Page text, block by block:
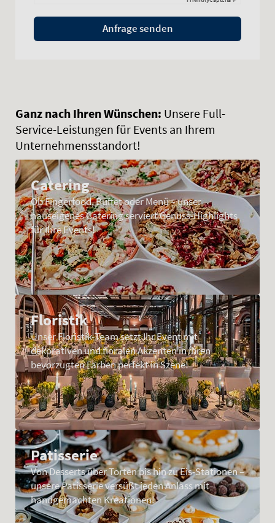
Anfrage senden
Ganz nach Ihren Wünschen: Unsere Full-
Service-Leistungen für Events an Ihrem
Unternehmensstandort!
Catering
Ob Fingerfood, Buffet oder Menü – unser
hauseigenes Catering serviert Genuss-Highlights
für Ihre Events!
Floristik
Unser Floristik-Team setzt Ihr Event mit
dekorativen und floralen Akzenten in Ihren
bevorzugten Farben perfekt in Szene!
Patisserie
Von Desserts über Torten bis hin zu Eis-Stationen –
unsere Patisserie versüßt jeden Anlass mit
handgemachten Kreationen!